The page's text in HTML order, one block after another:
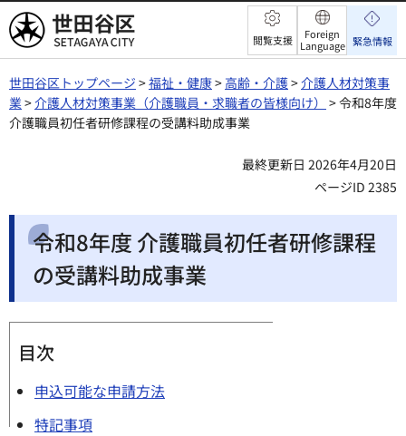
世田谷区 閲覧支援
Foreign
Language 緊急情報
世田谷区トップページ >福祉・健康> 高齢・介護>介護人材対策事
業>介護人材対策事業（介護職員・求職者の皆様向け） > 令和8年度
介護職員初任者研修課程の受講料助成事業
最終更新日 2026年4月20日
ページID 2385
令和8年度 介護職員初任者研修課程
の受講料助成事業
目次
申込可能な申請方法
特記事項